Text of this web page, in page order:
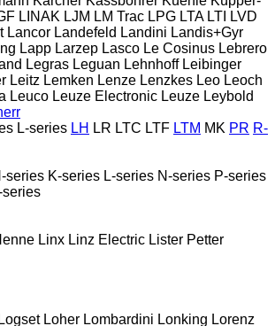
LINAK LJM LM Trac LPG LTA LTI
LVD
Lancor Landefeld Landini Landis+Gyr
Lapp Larzep Lasco Le Cosinus Lebrero
Legras Leguan Lehnhoff Leibinger
Leitz Lemken Lenze Lenzkes Leo Leoch
Leuco Leuze Electronic Leuze Leybold
L-series LH LR LTC LTF LTM MK PR R-
series K-series L-series N-series P-series
series
Linx Linz Electric Lister Petter
Logset Loher Lombardini Lonking Lorenz